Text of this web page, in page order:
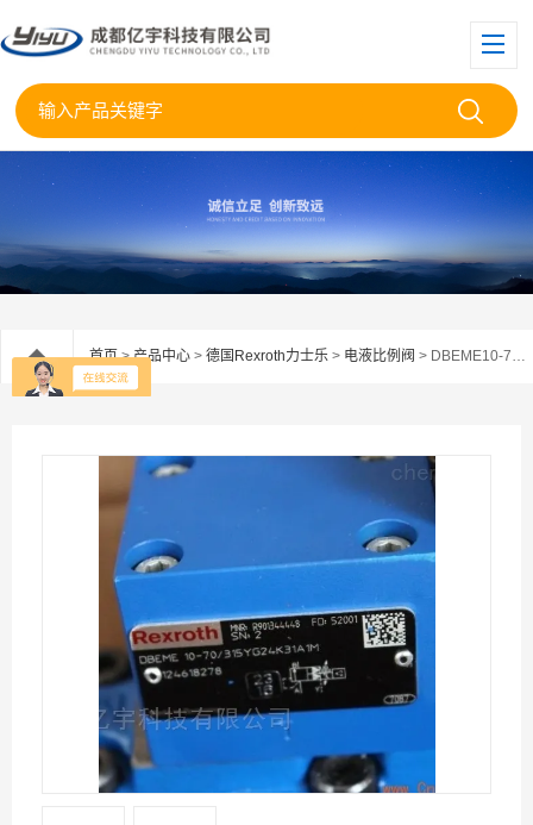
首页>产品中心 > 德国Rexroth力士乐 > 电液比例阀 > DBEME10-7X/350YG24K31A1M德国REXROTH比例阀DBEME10-7X/350YG24现货